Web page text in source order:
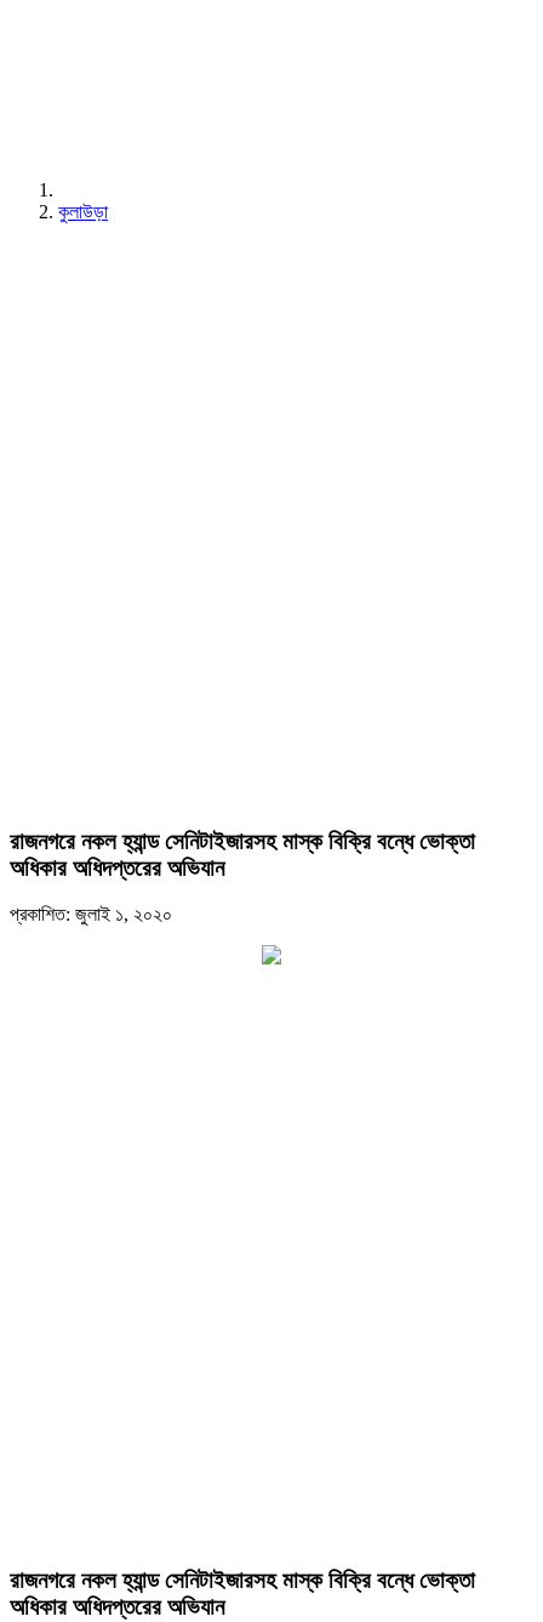
কুলাউড়া
রাজনগরে নকল হ্যান্ড সেনিটাইজারসহ মাস্ক বিক্রি বন্ধে ভোক্তা
অধিকার অধিদপ্তরের অভিযান
প্রকাশিত: জুলাই ১, ২০২০
রাজনগরে নকল হ্যান্ড সেনিটাইজারসহ মাস্ক বিক্রি বন্ধে ভোক্তা
অধিকার অধিদপ্তরের অভিযান